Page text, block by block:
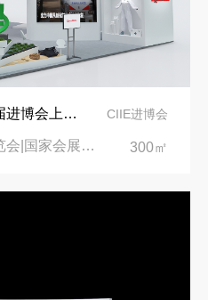
埃克森美孚公司在第三届进博会上展示非凡的展台搭建设计 CIIE进博会
第三届中国国际进口博览会|国家会展中心 300㎡